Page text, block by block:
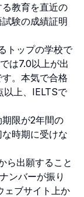
教育を直近の
験の成績証明
トップの学校で
は7.0以上が出
。本気で合格
以上、IELTSで
限が2年間の
時期に受けな
ら出願すること
ンバーが振り
ェブサイト上か